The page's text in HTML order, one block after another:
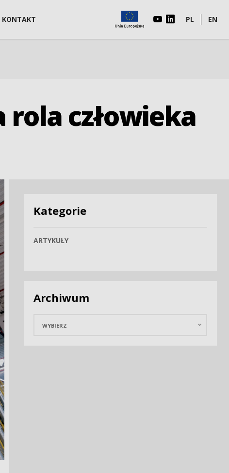
KONTAKT PL EN
człowieka
Kategorie
ARTYKUŁY
Archiwum
WYBIERZ